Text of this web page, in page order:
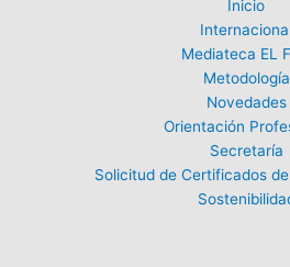
Inicio
Mediateca EL
Metodología
Novedades
Orientación
Secretaría
Solicitud de Certificados